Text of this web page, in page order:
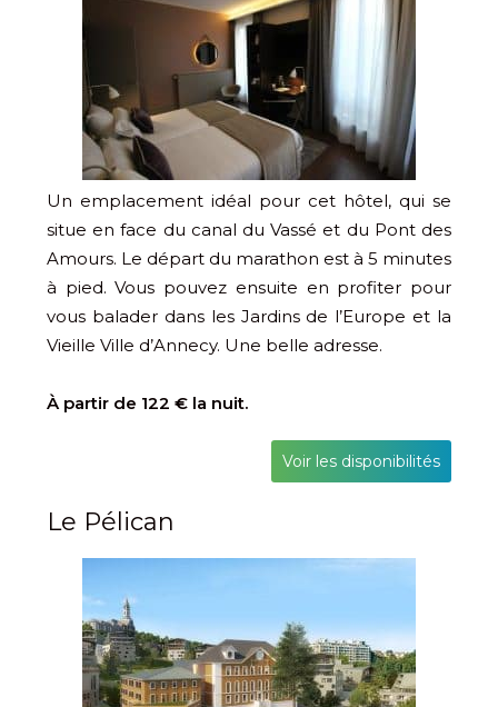
Un emplacement idéal pour cet hôtel, qui se
situe en face du canal du Vassé et du Pont des
Amours. Le départ du marathon est à 5 minutes
à pied. Vous pouvez ensuite en profiter pour
vous balader dans les Jardins de l’Europe et la
Vieille Ville d’Annecy. Une belle adresse.
À partir de 122 € la nuit.
Voir les disponibilités
Le Pélican